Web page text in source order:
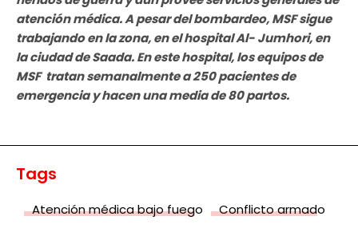
atención médica. A pesar del bombardeo, MSF sigue
trabajando en la zona, en el hospital Al- Jumhori, en
la ciudad de Saada. En este hospital, los equipos de
MSF tratan semanalmente a 250 pacientes de
emergencia y hacen una media de 80 partos.
Tags
Atención médica bajo fuego
Conflicto armado